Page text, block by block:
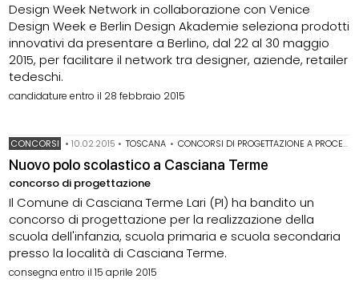
Design Week Network in collaborazione con Venice
Design Week e Berlin Design Akademie seleziona prodotti
innovativi da presentare a Berlino, dal 22 al 30 maggio
2015, per facilitare il network tra designer, aziende, retailer
tedeschi.
candidature entro il 28 febbraio 2015
CONCORSI •10.02.2015 • TOSCANA • CONCORSI DI PROGETTAZIONE A PROCEDURA APERTA
Nuovo polo scolastico a Casciana Terme
concorso di progettazione
Il Comune di Casciana Terme Lari (PI) ha bandito un
concorso di progettazione per la realizzazione della
scuola dell'infanzia, scuola primaria e scuola secondaria
presso la località di Casciana Terme.
consegna entro il 15 aprile 2015